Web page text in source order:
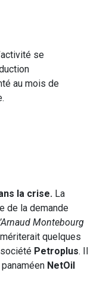
se
au mois de
la crise. La
de la demande
Montebourg
mériterait quelques
Petroplus. Il
NetOil